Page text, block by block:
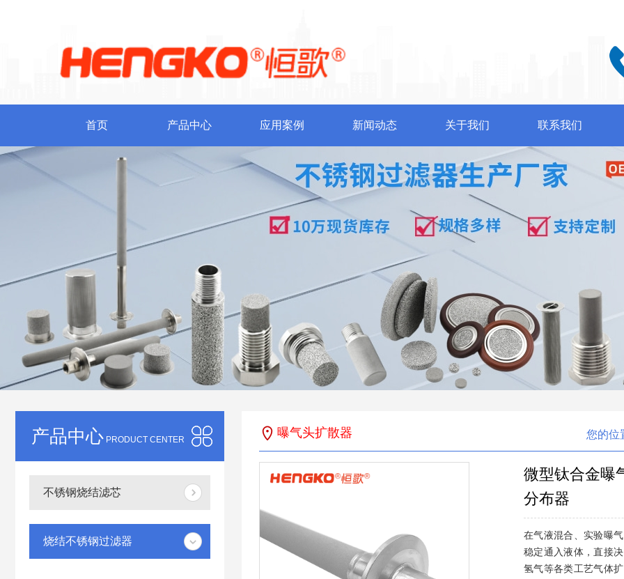
首页 产品中心 应用案例 新闻动态 关于我们 联系我们
产品中心 PRODUCT CENTER
不锈钢烧结滤芯
烧结不锈钢过滤器
曝气头扩散器 您的位
微型钛合金曝
分布器
在气液混合、实验曝
稳定通入液体，直接
氢气等各类工艺气体